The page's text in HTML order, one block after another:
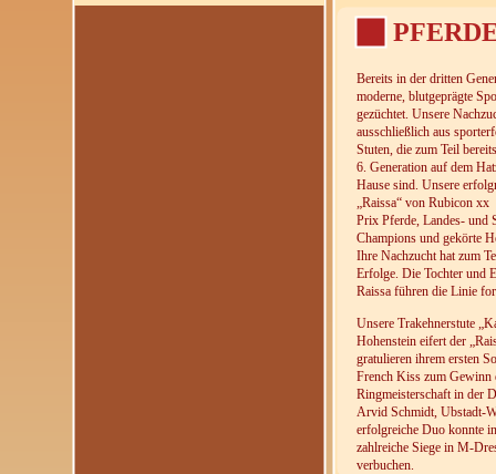
Bereits in der dritten
moderne, blutgeprägte
gezüchtet. Unsere
ausschließlich aus
Stuten, die zum Teil
6. Generation auf dem
Hause sind. Unsere
„Raissa“ von Rubicon xx
Prix Pferde, Landes- und
Champions und gekörte
Ihre Nachzucht hat zum
Erfolge. Die Tochter und
Raissa führen die Linie
Unsere Trakehnerstute
Hohenstein eifert der
gratulieren ihrem ersten
French Kiss zum Gewinn
Ringmeisterschaft in der
Arvid Schmidt, Ubstadt-
erfolgreiche Duo konnte
zahlreiche Siege in M-
verbuchen.